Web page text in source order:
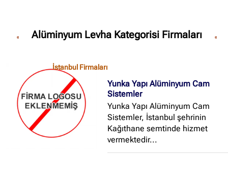
Alüminyum Levha Kategorisi Firmaları
İstanbul Firmaları
Yunka Yapı Alüminyum Cam
Sistemler
Yunka Yapı Alüminyum Cam
Sistemler, İstanbul şehrinin
Kağıthane semtinde hizmet
vermektedir...
İstanbul Firmaları(388)